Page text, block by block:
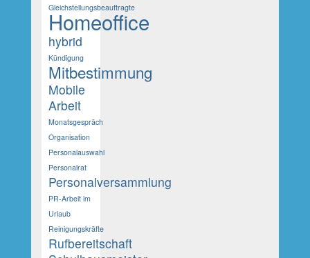
Gleichstellungsbeauftragte
Homeoffice
hybrid
Kündigung
Mitbestimmung
Mobile
Arbeit
Monatsgespräch
Organisation
Personalauswahl
Personalrat
Personalversammlung
PR-Arbeit im
Urlaub
Reinigungskräfte
Rufbereitschaft